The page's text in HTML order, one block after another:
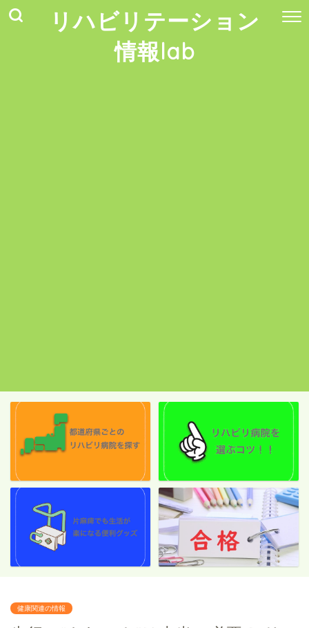
リハビリテーション
情報lab
健康関連の情報